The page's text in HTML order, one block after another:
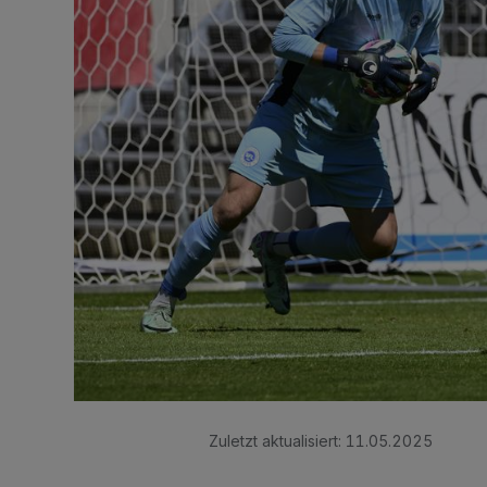
Zuletzt aktualisiert: 11.05.2025